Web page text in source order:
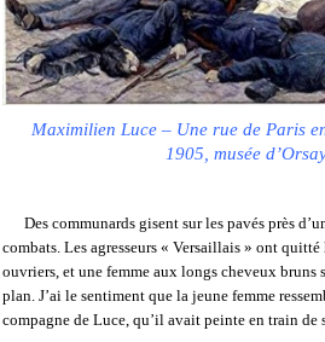
Maximilien Luce – Une rue de Paris
1905, musée
Des communards gisent sur les pavés près
combats. Les agresseurs « Versaillais » ont
ouvriers, et une femme aux longs cheveux bruns
plan. J’ai le sentiment que la jeune femme
compagne de Luce, qu’il avait peinte en train de